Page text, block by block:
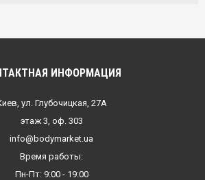
ИНФОРМАЦИЯ
ул. Глубочицкая, 27А
этаж 3, оф. 303
info@bodymarket.ua
Время работы:
Пн-Пт: 9:00 - 19:00